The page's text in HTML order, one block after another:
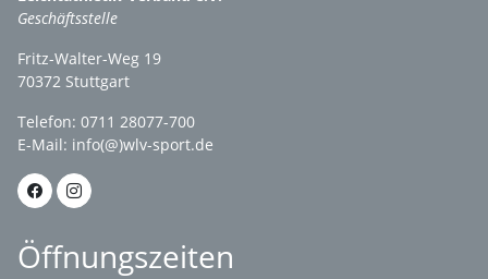
Geschäftsstelle
Fritz-Walter-Weg 19
70372 Stuttgart
Telefon: 0711 28077-700
E-Mail: info(@)wlv-sport.de
Öffnungszeiten